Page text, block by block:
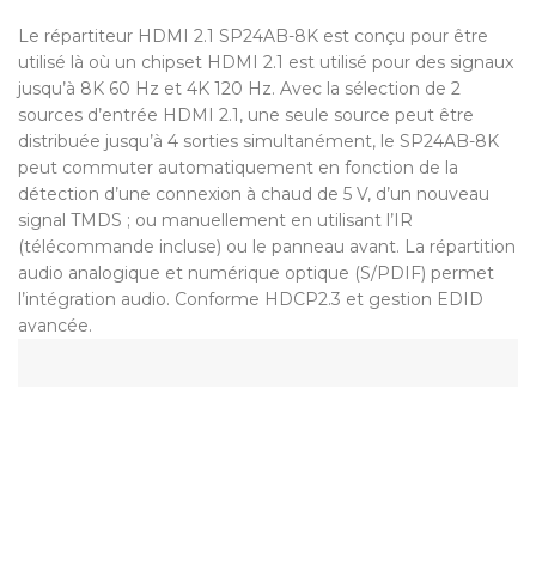
Le répartiteur HDMI 2.1 SP24AB-8K est conçu pour être
utilisé là où un chipset HDMI 2.1 est utilisé pour des signaux
jusqu’à 8K 60 Hz et 4K 120 Hz. Avec la sélection de 2
sources d’entrée HDMI 2.1, une seule source peut être
distribuée jusqu’à 4 sorties simultanément, le SP24AB-8K
peut commuter automatiquement en fonction de la
détection d’une connexion à chaud de 5 V, d’un nouveau
signal TMDS ; ou manuellement en utilisant l’IR
(télécommande incluse) ou le panneau avant. La répartition
audio analogique et numérique optique (S/PDIF) permet
l’intégration audio. Conforme HDCP2.3 et gestion EDID
avancée.